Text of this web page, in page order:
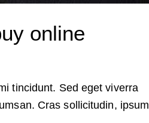
online
tincidunt. Sed eget viverra
Cras sollicitudin, ipsum